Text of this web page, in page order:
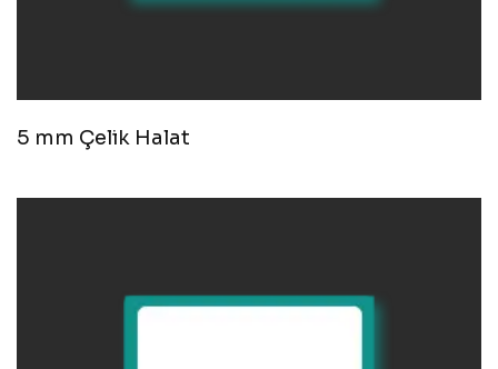
5 mm Çelik Halat